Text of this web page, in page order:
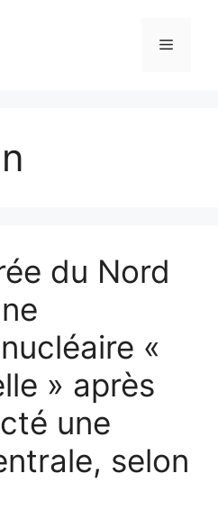
Menu
du Nord
«
» après
une
selon